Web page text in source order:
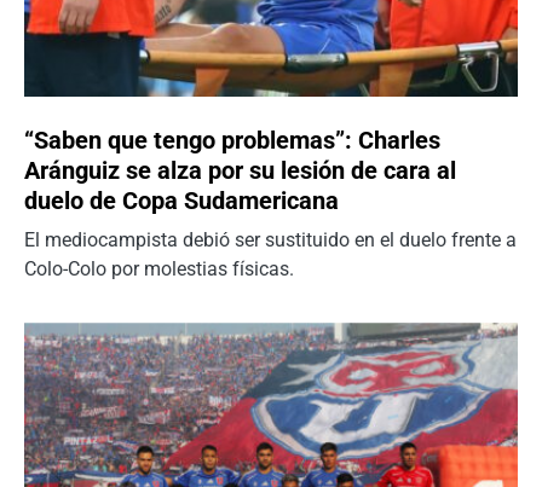
“Saben que tengo problemas”: Charles
Aránguiz se alza por su lesión de cara al
duelo de Copa Sudamericana
El mediocampista debió ser sustituido en el duelo frente a
Colo-Colo por molestias físicas.